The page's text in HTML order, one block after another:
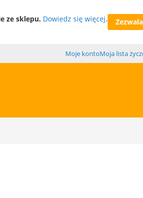
ze sklepu. Dowiedz się więcej.
Moje kontoMoja lista